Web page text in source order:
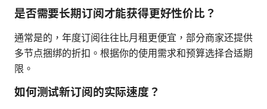
是否需要长期订阅才能获得更好性价比？
通常是的，年度订阅往往比月租更便宜，部分商家还提供
多节点捆绑的折扣。根据你的使用需求和预算选择合适期
限。
如何测试新订阅的实际速度？